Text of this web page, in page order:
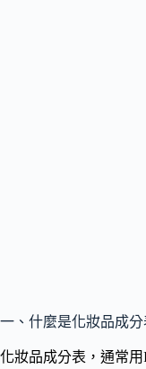
一、什麼是化妝品成分
化妝品成分表，通常